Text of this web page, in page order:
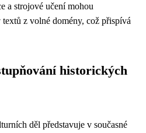
a strojové učení mohou
z volné domény, což přispívá
historických
děl představuje v současné